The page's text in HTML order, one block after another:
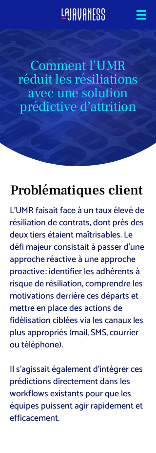
Comment l’UMR
réduit les résiliations
avec une solution
prédictive d’attrition
Problématiques client
L’UMR faisait face à un taux élevé de
résiliation de contrats, dont près des
deux tiers étaient maîtrisables. Le
défi majeur consistait à passer d’une
approche réactive à une approche
proactive : identifier les adhérents à
risque de résiliation, comprendre les
motivations derrière ces départs et
mettre en place des actions de
fidélisation ciblées via les canaux les
plus appropriés (mail, SMS, courrier
ou téléphone).
Il s’agissait également d’intégrer ces
prédictions directement dans les
workflows existants pour que les
équipes puissent agir rapidement et
efficacement.